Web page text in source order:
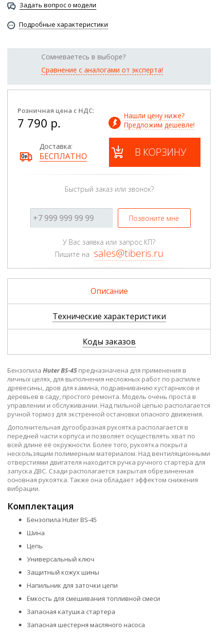
Задать вопрос о модели
Подробные характеристики
Сомневаетесь в выборе?
Сравнение с аналогами от эксперта!
Розничная цена с НДС:
7 790 р.
Нашли цену ниже?
Предложим дешевле!
Доставка:
БЕСПЛАТНО В КОРЗИНУ
Быстрый заказ или звонок?
Позвоните мне
У Вас заявка или запрос КП?
Пишите на sales@tiberis.ru
Описание
Технические характеристики
Коды заказов
Бензопила Huter BS-45 предназначена для применения в
личных целях, для выполнения несложных работ по распилке
древесины, дров для камина, подравниванию кустарников и
деревьев в саду, простого ремонта. Модель очень проста в
управлении и обслуживании. Над пильной цепью располагается
ручной тормоз для экстренной остановки опасного движения.
Дополнительная дугообразная рукоятка располагается в
передней части корпуса и позволяет осуществлять хват по
всей длине её окружности. Более того, рукоятка покрыта
нескользящим полимерным материалом. Над вентиляционными
отверстиями двигателя находится ручка ручного стартера для
запуска ДВС. Сзади располагается закрытая обрезиненная
основная рукоятка. Также она обладает эффектом снижения
вибрации.
Комплектация
Бензопила Huter BS-45
Шина
Цепь
Универсальный ключ
Защитный кожух шины
Напильник для заточки цепи
Ёмкость для смешивания топливной смеси
Запасная катушка стартера
Запасная шестерня масляного насоса